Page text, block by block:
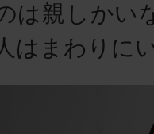
は親しかい
はまわりに